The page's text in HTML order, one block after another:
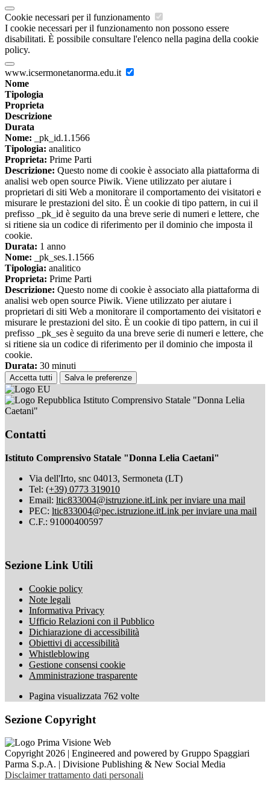
Cookie necessari per il funzionamento
I cookie necessari per il funzionamento non possono essere
disabilitati. È possibile consultare l'elenco nella pagina della cookie
policy.
www.icsermonetanorma.edu.it
Nome
Tipologia
Proprieta
Descrizione
Durata
Nome: _pk_id.1.1566
Tipologia: analitico
Proprieta: Prime Parti
Descrizione: Questo nome di cookie è associato alla piattaforma di
analisi web open source Piwik. Viene utilizzato per aiutare i
proprietari di siti Web a monitorare il comportamento dei visitatori e
misurare le prestazioni del sito. È un cookie di tipo pattern, in cui il
prefisso _pk_id è seguito da una breve serie di numeri e lettere, che
si ritiene sia un codice di riferimento per il dominio che imposta il
cookie.
Durata: 1 anno
Nome: _pk_ses.1.1566
Tipologia: analitico
Proprieta: Prime Parti
Descrizione: Questo nome di cookie è associato alla piattaforma di
analisi web open source Piwik. Viene utilizzato per aiutare i
proprietari di siti Web a monitorare il comportamento dei visitatori e
misurare le prestazioni del sito. È un cookie di tipo pattern, in cui il
prefisso _pk_ses è seguito da una breve serie di numeri e lettere, che
si ritiene sia un codice di riferimento per il dominio che imposta il
cookie.
Durata: 30 minuti
Accetta tutti Salva le preferenze
Istituto Comprensivo Statale "Donna Lelia
Caetani"
Contatti
Istituto Comprensivo Statale "Donna Lelia Caetani"
Via dell'Irto, snc 04013, Sermoneta (LT)
Tel: (+39) 0773 319010
Email: ltic833004@istruzione.itLink per inviare una mail
PEC: ltic833004@pec.istruzione.itLink per inviare una mail
C.F.: 91000400597
Sezione Link Utili
Cookie policy
Note legali
Informativa Privacy
Ufficio Relazioni con il Pubblico
Dichiarazione di accessibilità
Obiettivi di accessibilità
Whistleblowing
Gestione consensi cookie
Amministrazione trasparente
Pagina visualizzata 762 volte
Sezione Copyright
Copyright 2026 | Engineered and powered by Gruppo Spaggiari
Parma S.p.A. | Divisione Publishing & New Social Media
Disclaimer trattamento dati personali